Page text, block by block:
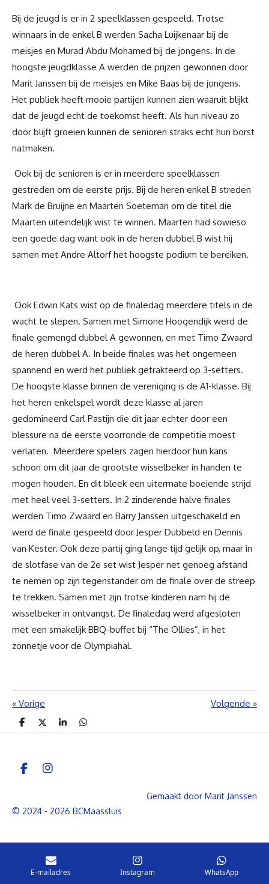
Bij de jeugd is er in 2 speelklassen gespeeld. Trotse
winnaars in de enkel B werden Sacha Luijkenaar bij de
meisjes en Murad Abdu Mohamed bij de jongens. In de
hoogste jeugdklasse A werden de prijzen gewonnen door
Marit Janssen bij de meisjes en Mike Baas bij de jongens.
Het publiek heeft mooie partijen kunnen zien waaruit blijkt
dat de jeugd echt de toekomst heeft. Als hun niveau zo
door blijft groeien kunnen de senioren straks echt hun borst
natmaken.
Ook bij de senioren is er in meerdere speelklassen
gestreden om de eerste prijs. Bij de heren enkel B streden
Mark de Bruijne en Maarten Soeteman om de titel die
Maarten uiteindelijk wist te winnen. Maarten had sowieso
een goede dag want ook in de heren dubbel B wist hij
samen met Andre Altorf het hoogste podium te bereiken.
Ook Edwin Kats wist op de finaledag meerdere titels in de
wacht te slepen. Samen met Simone Hoogendijk werd de
finale gemengd dubbel A gewonnen, en met Timo Zwaard
de heren dubbel A. In beide finales was het ongemeen
spannend en werd het publiek getrakteerd op 3-setters.
De hoogste klasse binnen de vereniging is de A1-klasse. Bij
het heren enkelspel wordt deze klasse al jaren
gedomineerd Carl Pastijn die dit jaar echter door een
blessure na de eerste voorronde de competitie moest
verlaten. Meerdere spelers zagen hierdoor hun kans
schoon om dit jaar de grootste wisselbeker in handen te
mogen houden. En dit bleek een uitermate boeiende strijd
met heel veel 3-setters. In 2 zinderende halve finales
werden Timo Zwaard en Barry Janssen uitgeschakeld en
werd de finale gespeeld door Jesper Dubbeld en Dennis
van Kester. Ook deze partij ging lange tijd gelijk op, maar in
de slotfase van de 2e set wist Jesper net genoeg afstand
te nemen op zijn tegenstander om de finale over de streep
te trekken. Samen met zijn trotse kinderen nam hij de
wisselbeker in ontvangst. De finaledag werd afgesloten
met een smakelijk BBQ-buffet bij “The Ollies”, in het
zonnetje voor de Olympiahal.
« Vorige Volgende »
D
n
D
S
D
F
e
b
I
a
m
Gemaakt door Marit Janssen
© 2024 - 2026 BCMaassluis
E-mailadres Instagram WhatsApp